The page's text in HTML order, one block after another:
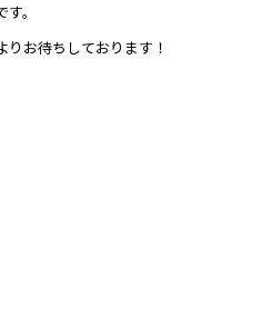
。
お待ちしております！